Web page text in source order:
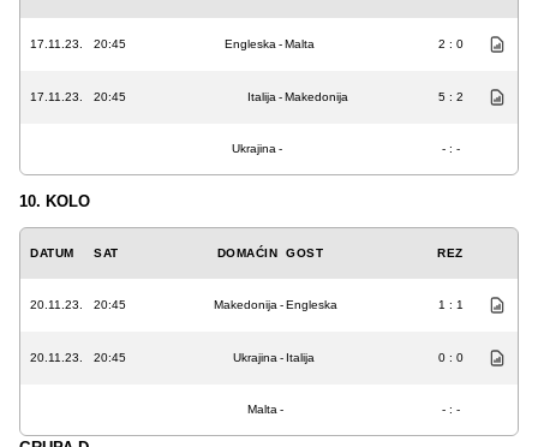
17.11.23. 20:45 Engleska -Malta 2 : 0
17.11.23. 20:45 Italija -Makedonija 5 : 2
Ukrajina - - : -
10. KOLO
DATUM SAT DOMAĆIN GOST REZ
20.11.23. 20:45 Makedonija -Engleska 1 : 1
20.11.23. 20:45 Ukrajina - Italija 0 : 0
Malta - - : -